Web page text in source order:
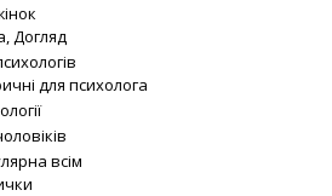
Догляд
для психолога
всім